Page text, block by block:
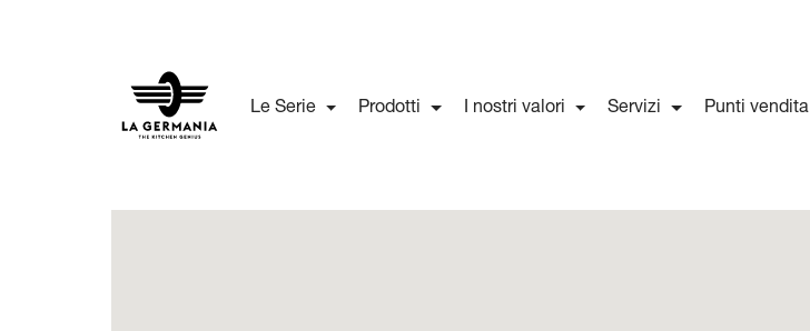
Le Serie Prodotti I nostri valori Servizi Punti vendita